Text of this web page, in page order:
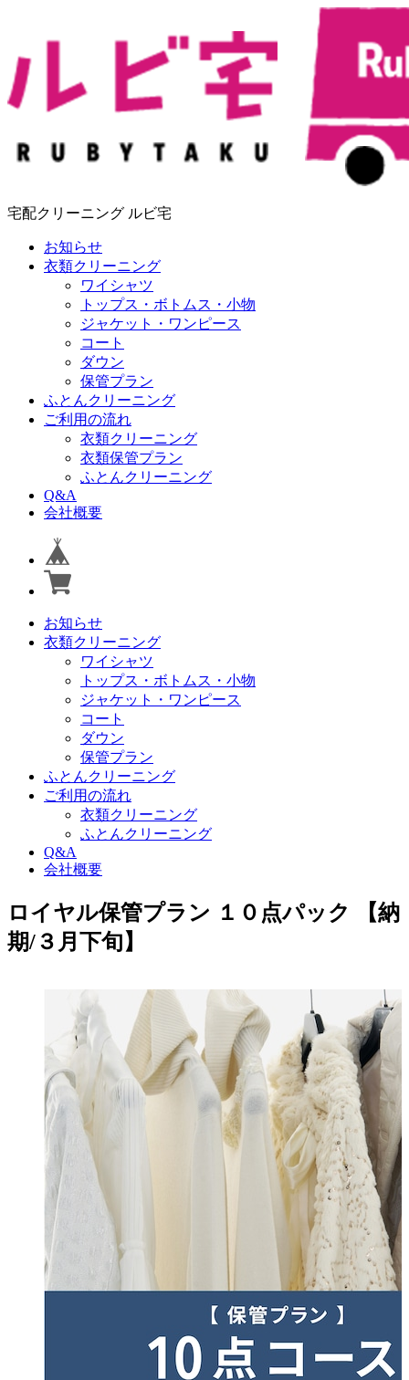
宅配クリーニング ルビ宅
お知らせ
衣類クリーニング
ワイシャツ
トップス・ボトムス・小物
ジャケット・ワンピース
コート
ダウン
保管プラン
ふとんクリーニング
ご利用の流れ
衣類クリーニング
衣類保管プラン
ふとんクリーニング
Q&A
会社概要
お知らせ
衣類クリーニング
ワイシャツ
トップス・ボトムス・小物
ジャケット・ワンピース
コート
ダウン
保管プラン
ふとんクリーニング
ご利用の流れ
衣類クリーニング
ふとんクリーニング
Q&A
会社概要
ロイヤル保管プラン １０点パック 【納
期/３月下旬】